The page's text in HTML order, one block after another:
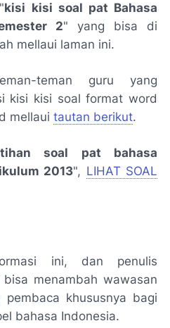
kisi kisi soal pat Bahasa
2" yang bisa di
mellaui laman ini.
teman guru yang
kisi kisi soal format word
mellaui tautan berikut.
soal pat bahasa
2013", LIHAT SOAL
ini, dan penulis
menambah wawasan
khususnya bagi
bahasa Indonesia.